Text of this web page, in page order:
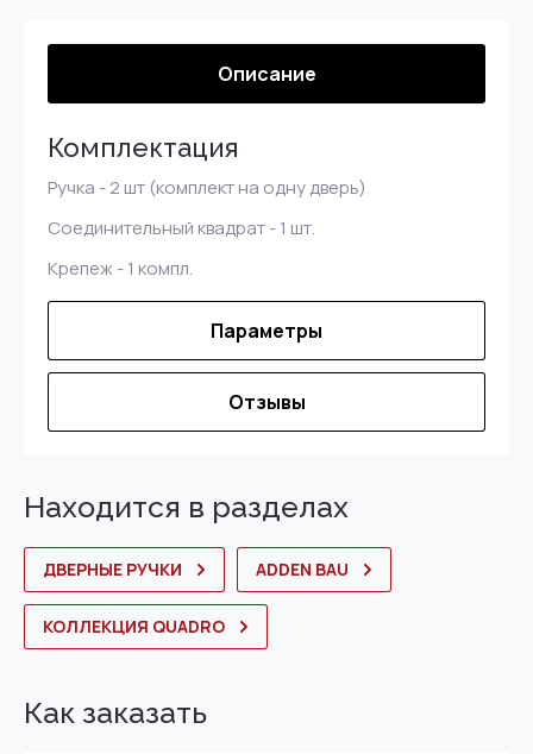
Описание
Комплектация
Ручка - 2 шт (комплект на одну дверь)
Соединительный квадрат - 1 шт.
Крепеж - 1 компл.
Параметры
Отзывы
Находится в разделах
ДВЕРНЫЕ РУЧКИ ADDEN BAU
КОЛЛЕКЦИЯ QUADRO
Как заказать